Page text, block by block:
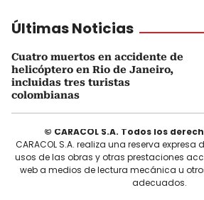
Últimas Noticias
Cuatro muertos en accidente de
helicóptero en Rio de Janeiro,
incluidas tres turistas
colombianas
© CARACOL S.A. Todos los
CARACOL S.A. realiza una reserva
usos de las obras y otras prestaciones
web a medios de lectura mecánica u
adecuados.